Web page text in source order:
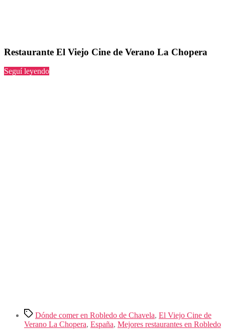
Restaurante El Viejo Cine de Verano La Chopera
Seguí leyendo“El
Etiquetas
Dónde comer en Robledo de Chavela, El Viejo Cine de
Verano La Chopera, España, Mejores restaurantes en Robledo